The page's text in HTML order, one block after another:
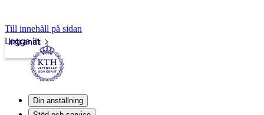
Till innehåll på sidan
Intranät
Logga in
Din anställning